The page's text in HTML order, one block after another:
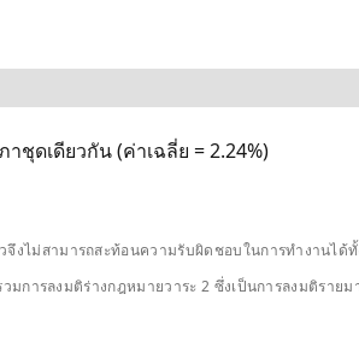
ดเดียวกัน (ค่าเฉลี่ย = 2.24%)
งไม่สามารถสะท้อนความรับผิดชอบในการทำงานได้
การลงมติร่างกฎหมายวาระ 2 ซึ่งเป็นการลงมติรายม